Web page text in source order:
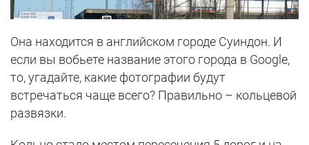
Она находится в английском городе Суиндон. И
если вы вобьете название этого города в Google,
то, угадайте, какие фотографии будут
встречаться чаще всего? Правильно – кольцевой
развязки.